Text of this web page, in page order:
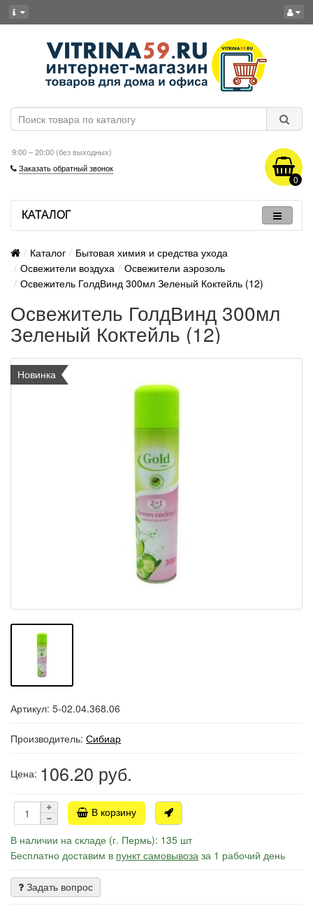
9:00 – 20:00 (без выходных)
Заказать обратный звонок
0
КАТАЛОГ
Каталог
Бытовая химия и средства ухода
Освежители воздуха
Освежители аэрозоль
Освежитель ГолдВинд 300мл Зеленый Коктейль (12)
Освежитель ГолдВинд 300мл
Зеленый Коктейль (12)
Новинка
Артикул: 5-02.04.368.06
Производитель: Сибиар
Цена: 106.20 руб.
В корзину
В наличии на складе (г. Пермь): 135 шт
Бесплатно доставим в пункт самовывоза за 1 рабочий день
Задать вопрос